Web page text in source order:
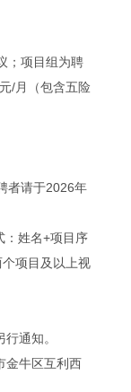
；项目组为聘
/月（包含五险
者请于2026年
：姓名+项目序
项目及以上视
通知。
金牛区互利西